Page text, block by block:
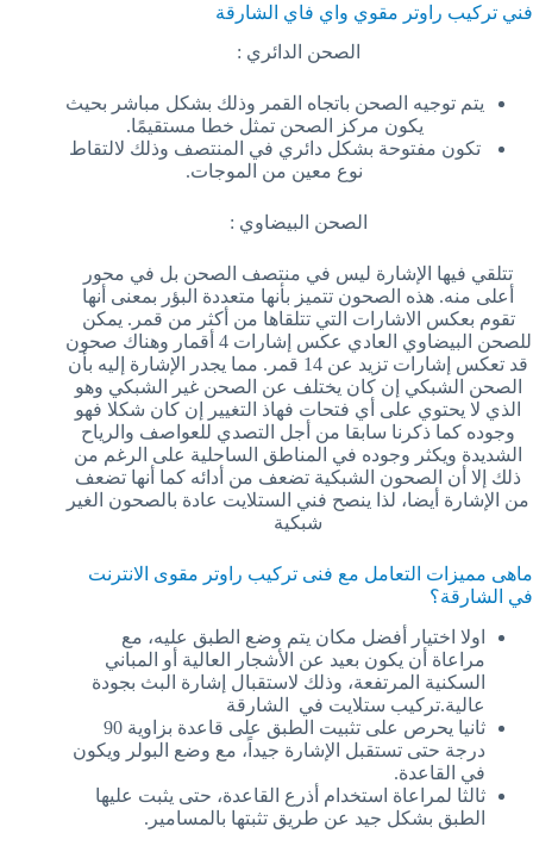
فني تركيب راوتر مقوي واي فاي الشارقة
الصحن الدائري :
يتم توجيه الصحن باتجاه القمر وذلك بشكل مباشر بحيث
يكون مركز الصحن تمثل خطا مستقيمًا.
تكون مفتوحة بشكل دائري في المنتصف وذلك لالتقاط
نوع معين من الموجات.
الصحن البيضاوي :
تتلقي فيها الإشارة ليس في منتصف الصحن بل في محور
أعلى منه. هذه الصحون تتميز بأنها متعددة البؤر بمعنى أنها
تقوم بعكس الاشارات التي تتلقاها من أكثر من قمر. يمكن
للصحن البيضاوي العادي عكس إشارات 4 أقمار وهناك صحون
قد تعكس إشارات تزيد عن 14 قمر. مما يجدر الإشارة إليه بأن
الصحن الشبكي إن كان يختلف عن الصحن غير الشبكي وهو
الذي لا يحتوي على أي فتحات فهاذ التغيير إن كان شكلا فهو
وجوده كما ذكرنا سابقا من أجل التصدي للعواصف والرياح
الشديدة ويكثر وجوده في المناطق الساحلية على الرغم من
ذلك إلا أن الصحون الشبكية تضعف من أدائه كما أنها تضعف
من الإشارة أيضا، لذا ينصح فني الستلايت عادة بالصحون الغير
شبكية
ماهى مميزات التعامل مع فنى تركيب راوتر مقوى الانترنت
في الشارقة؟
اولا اختيار أفضل مكان يتم وضع الطبق عليه، مع
مراعاة أن يكون بعيد عن الأشجار العالية أو المباني
السكنية المرتفعة، وذلك لاستقبال إشارة البث بجودة
عالية.تركيب ستلايت في الشارقة
ثانيا يحرص على تثبيت الطبق على قاعدة بزاوية 90
درجة حتى تستقبل الإشارة جيداً، مع وضع البولر ويكون
في القاعدة.
ثالثا لمراعاة استخدام أذرع القاعدة، حتى يثبت عليها
الطبق بشكل جيد عن طريق تثبتها بالمسامير.